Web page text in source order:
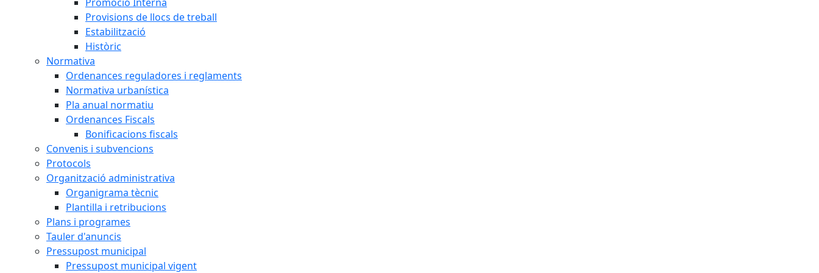
Provisions de llocs de treball
Estabilització
Històric
Normativa
Ordenances reguladores i reglaments
Normativa urbanística
Pla anual normatiu
Ordenances Fiscals
Bonificacions fiscals
Convenis i subvencions
Protocols
Organització administrativa
Organigrama tècnic
Plantilla i retribucions
Plans i programes
Tauler d'anuncis
Pressupost municipal
Pressupost municipal vigent